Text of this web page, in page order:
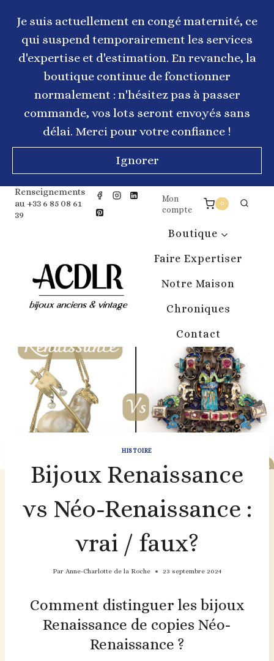
contenuJe suis actuellement en congé maternité, ce
qui suspend temporairement les services
d'expertise et d'estimation. En revanche, la
boutique continue de fonctionner
normalement : n'hésitez pas à passer
commande, vos lots seront envoyés sans
délai. Merci pour votre confiance !
Ignorer
Renseignements
au +33 6 85 08 61
39
Mon
compte
0
Boutique
Faire Expertiser
Notre Maison
Chroniques
Contact
HISTOIRE
Bijoux Renaissance
vs Néo-Renaissance :
vrai / faux?
Par Anne-Charlotte de la Roche 23 septembre 2024
Comment distinguer les bijoux
Renaissance de copies Néo-
Renaissance ?